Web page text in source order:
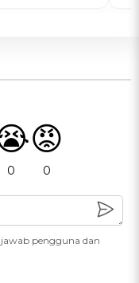
0
😡
0
pengguna dan